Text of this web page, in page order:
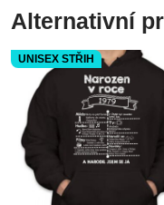
Alternativní
UNISEX STŘIH